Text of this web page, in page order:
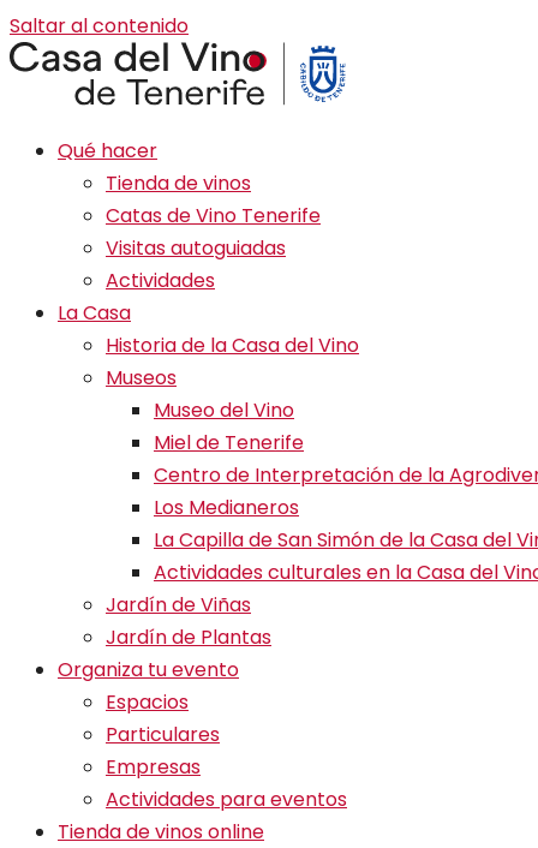
Saltar al contenido
Qué hacer
Tienda de vinos
Catas de Vino Tenerife
Visitas autoguiadas
Actividades
La Casa
Historia de la Casa del Vino
Museos
Museo del Vino
Miel de Tenerife
Centro de Interpretación de la
Los Medianeros
La Capilla de San Simón de la Casa del
Actividades culturales en la Casa del
Jardín de Viñas
Jardín de Plantas
Organiza tu evento
Espacios
Particulares
Empresas
Actividades para eventos
Tienda de vinos online